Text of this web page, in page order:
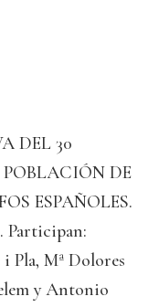
DEL 30
DE
ESPAÑOLES.
Participan:
Pla, Mª Dolores
y Antonio